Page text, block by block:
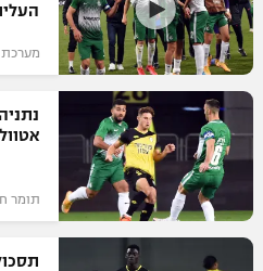
מערכת ספורט
תומר